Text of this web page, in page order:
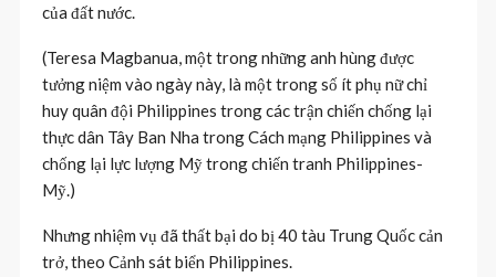
của đất nước.
(Teresa Magbanua, một trong những anh hùng được
tưởng niệm vào ngày này, là một trong số ít phụ nữ chỉ
huy quân đội Philippines trong các trận chiến chống lại
thực dân Tây Ban Nha trong Cách mạng Philippines và
chống lại lực lượng Mỹ trong chiến tranh Philippines-
Mỹ.)
Nhưng nhiệm vụ đã thất bại do bị 40 tàu Trung Quốc cản
trở, theo Cảnh sát biển Philippines.